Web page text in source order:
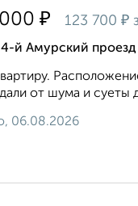
₽ 123 700 ₽
й Амурский проезд
от шума и суеты
06.08.2026